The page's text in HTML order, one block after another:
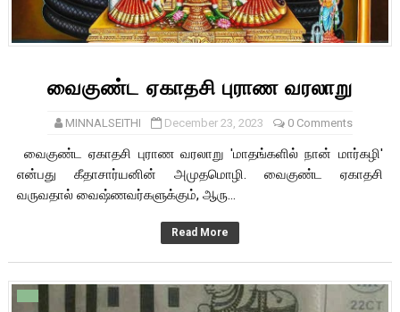
வைகுண்ட ஏகாதசி புராண வரலாறு
MINNALSEITHI December 23, 2023 0 Comments
வைகுண்ட ஏகாதசி புராண வரலாறு 'மாதங்களில் நான் மார்கழி'
என்பது கீதாசார்யனின் அமுதமொழி. வைகுண்ட ஏகாதசி
வருவதால் வைஷ்ணவர்களுக்கும், ஆரு...
Read More